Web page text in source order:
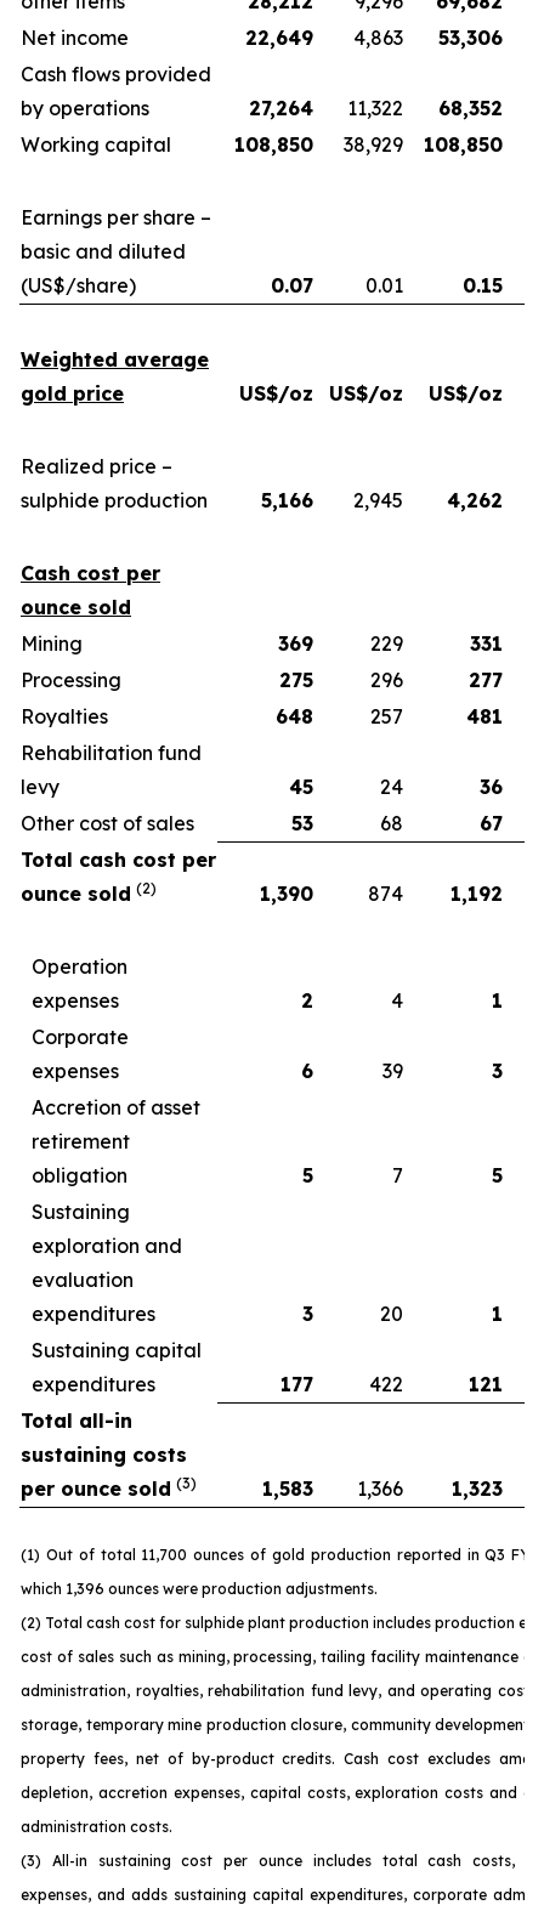
Net income
22,649 4,863 53,306
Cash flows provided
by operations
27,264 11,322 68,352
Working capital
108,850 38,929 108,850
Earnings per share –
basic and diluted
(US$/share)
0.07 0.01 0.15
Weighted average
gold price
US$/oz US$/oz US$/oz
Realized price –
sulphide production
5,166 2,945 4,262
Cash cost per
ounce sold
Mining
369 229
331
Processing
275 296
277
Royalties
648 257
481
Rehabilitation fund
levy
45 24
36
Other cost of sales
53 68
67
Total cash cost per
ounce sold (2) 1,390 874 1,192
Operation
expenses
2 4
1
Corporate
expenses
6 39
3
Accretion of asset
retirement
obligation
5 7
5
Sustaining
exploration and
evaluation
expenditures
3 20
1
Sustaining capital
expenditures
177 422
121
Total all-in
sustaining costs
per ounce sold (3) 1,583 1,366 1,323
(1) Out of total 11,700 ounces of gold production reported in Q3 FY
which 1,396 ounces were production adjustments.
(2) Total cash cost for sulphide plant production includes production
cost of sales such as mining, processing, tailing facility maintenance
administration, royalties, rehabilitation fund levy, and operating costs
storage, temporary mine production closure, community development
property fees, net of by-product credits. Cash cost excludes
depletion, accretion expenses, capital costs, exploration costs and
administration costs.
(3) All-in sustaining cost per ounce includes total cash costs,
expenses, and adds sustaining capital expenditures, corporate